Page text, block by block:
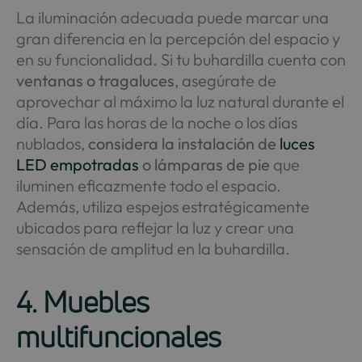
La iluminación adecuada puede marcar una
gran diferencia en la percepción del espacio y
en su funcionalidad. Si tu buhardilla cuenta con
ventanas o tragaluces, asegúrate de
aprovechar al máximo la luz natural durante el
día. Para las horas de la noche o los días
nublados, considera la instalación de luces
LED empotradas o lámparas de pie que
iluminen eficazmente todo el espacio.
Además, utiliza espejos estratégicamente
ubicados para reflejar la luz y crear una
sensación de amplitud en la buhardilla.
4. Muebles
multifuncionales